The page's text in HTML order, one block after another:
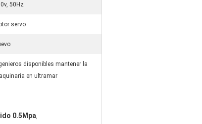
50Hz
servo
disponibles mantener la
en ultramar
0.5Mpa,